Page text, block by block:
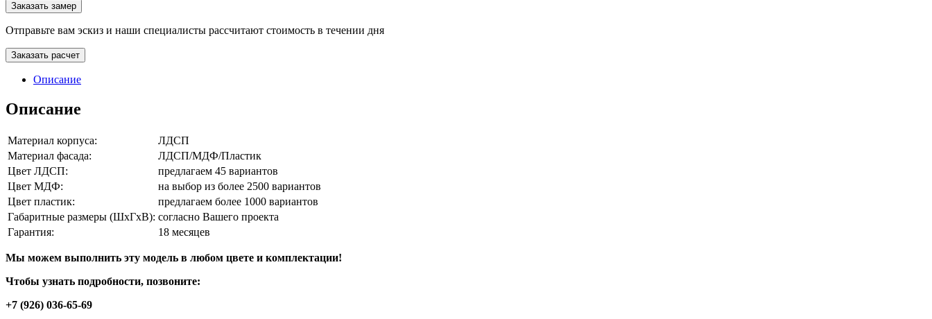
Заказать замер
Отправьте вам эскиз и наши специалисты рассчитают стоимость в течении дня
Заказать расчет
Описание
Описание
Материал корпуса:
ЛДСП
Материал фасада:
ЛДСП/МДФ/Пластик
Цвет ЛДСП:
предлагаем 45 вариантов
Цвет МДФ:
на выбор из более 2500 вариантов
Цвет пластик:
предлагаем более 1000 вариантов
Габаритные размеры (ШхГхВ): согласно Вашего проекта
Гарантия:
18 месяцев
Мы можем выполнить эту модель в любом цвете и комплектации!
Чтобы узнать подробности, позвоните:
+7 (926) 036-65-69